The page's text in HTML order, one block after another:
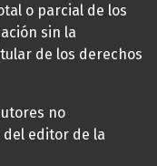
o parcial de los
sin la
de los derechos
no
editor de la